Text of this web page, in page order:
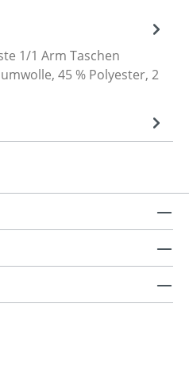
1/1 Arm Taschen
45 % Polyester, 2